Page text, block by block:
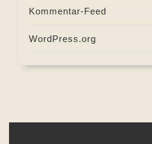
Kommentar-Feed
WordPress.org